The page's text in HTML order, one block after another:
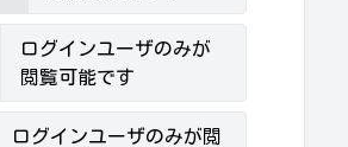
ログインユーザのみが
閲覧可能です
ログインユーザのみが閲